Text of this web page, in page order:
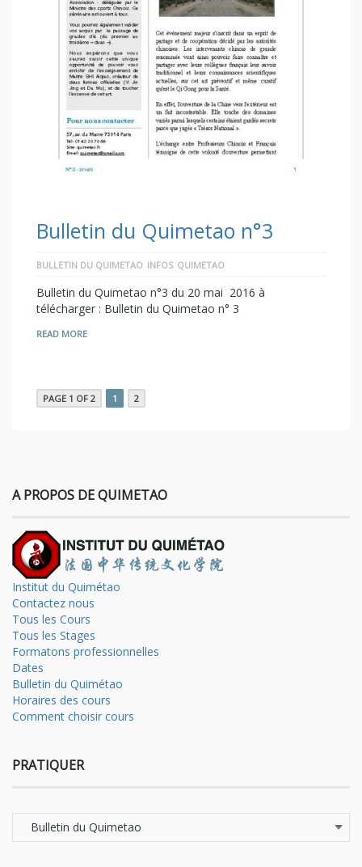
Bulletin du Quimetao n°3
BULLETIN DU QUIMETAO INFOS QUIMETAO
Bulletin du Quimetao n°3 du 20 mai 2016 à
télécharger : Bulletin du Quimetao n° 3
READ MORE
PAGE 1 OF 2 1 2
A PROPOS DE QUIMETAO
Institut du Quimétao
Contactez nous
Tous les Cours
Tous les Stages
Formatons professionnelles
Dates
Bulletin du Quimétao
Horaires des cours
Comment choisir cours
PRATIQUER